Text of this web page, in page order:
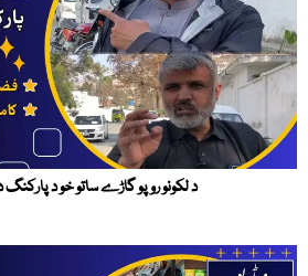
د لکونو روپو گاڑے ساتو خو د